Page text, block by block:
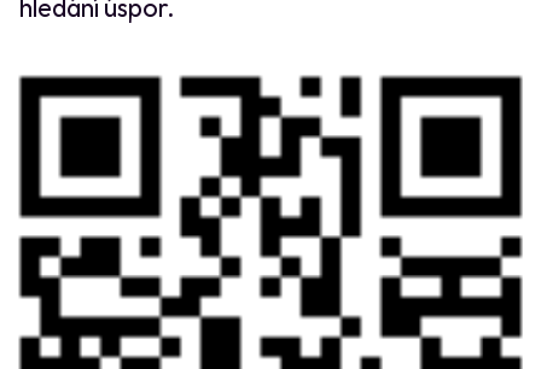
hledání úspor.